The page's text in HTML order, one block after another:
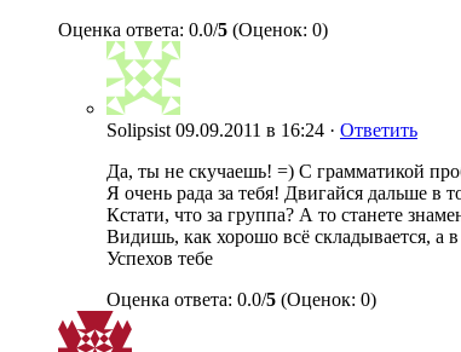
Оценка ответа: 0.0/5 (Оценок: 0)
Solipsist 09.09.2011 в 16:24 · Ответить
Да, ты не скучаешь! =) С грамматикой
Я очень рада за тебя! Двигайся дальше в
Кстати, что за группа? А то станете
Видишь, как хорошо всё складывается, а
Успехов тебе
Оценка ответа: 0.0/5 (Оценок: 0)